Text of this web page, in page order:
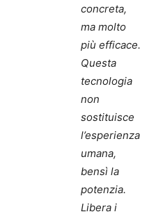
concreta,
ma molto
più efficace.
Questa
tecnologia
non
sostituisce
l’esperienza
umana,
bensì la
potenzia.
Libera i